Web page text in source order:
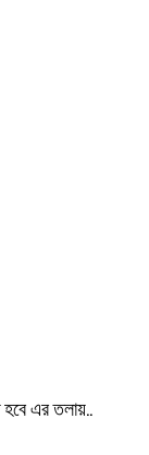
এর তলায়..